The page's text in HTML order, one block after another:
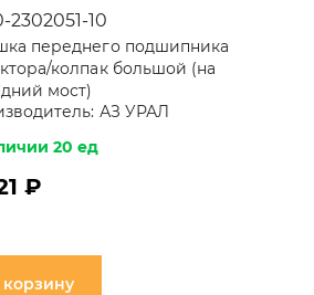
2302051-10
переднего подшипника
колпак большой (на
мост)
АЗ УРАЛ
20 ед
₽
корзину